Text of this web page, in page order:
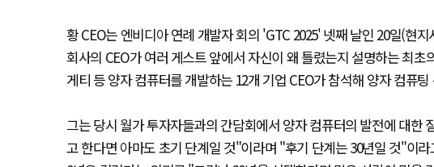
황 CEO는 엔비디아 연례 개발자 회의 'GTC 2025' 넷째 날인 20일(현
회사의 CEO가 여러 게스트 앞에서 자신이 왜 틀렸는지 설명하는 최
게티 등 양자 컴퓨터를 개발하는 12개 기업 CEO가 참석해 양자 컴퓨
그는 당시 월가 투자자들과의 간담회에서 양자 컴퓨터의 발전에 대한
고 한다면 아마도 초기 단계일 것"이라며 "후기 단계는 30년일 것"이